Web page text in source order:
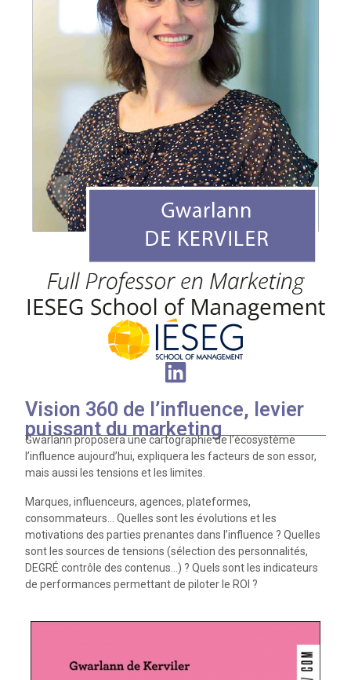
Vision 360 de l’influence, levier
puissant du marketing
Gwarlann proposera une cartographie de l’écosystème
l’influence aujourd’hui, expliquera les facteurs de son essor,
mais aussi les tensions et les limites.
Marques, influenceurs, agences, plateformes,
consommateurs… Quelles sont les évolutions et les
motivations des parties prenantes dans l’influence ? Quelles
sont les sources de tensions (sélection des personnalités,
DEGRÉ contrôle des contenus…) ? Quels sont les indicateurs
de performances permettant de piloter le ROI ?